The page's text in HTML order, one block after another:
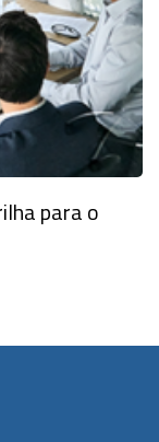
para o